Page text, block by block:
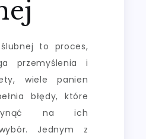
to proces,
przemyślenia i
wiele panien
błędy, które
na ich
Jednym z